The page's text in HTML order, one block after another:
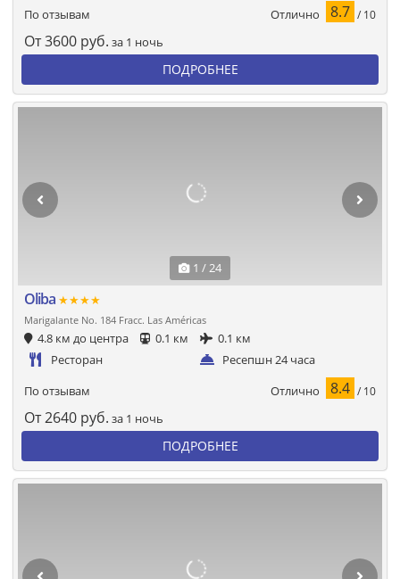
По отзывам Отлично 8.7 / 10
От3600 руб. за 1 ночь
ПОДРОБНЕЕ
1 / 24
Oliba ★★★★
Marigalante No. 184 Fracc. Las Américas
4.8 км до центра 0.1 км
0.1 км
Ресторан
Ресепшн 24 часа
По отзывам Отлично 8.4 / 10
От2640 руб. за 1 ночь
ПОДРОБНЕЕ